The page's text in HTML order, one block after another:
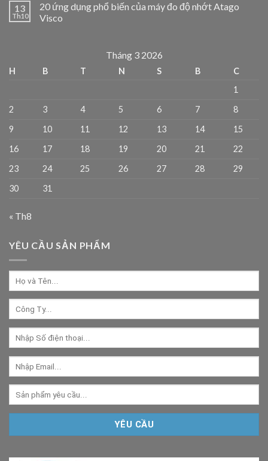
13
Th10
20 ứng dụng phổ biến của máy đo độ nhớt Atago
Visco
Tháng 3 2026
H B T N S B
C
1
2
3 4 5 6 7
8
9
10 11 12 13 14
15
16
17 18 19 20 21
22
23
24 25 26 27 28
29
30
31
« Th8
YÊU CẦU SẢN PHẨM